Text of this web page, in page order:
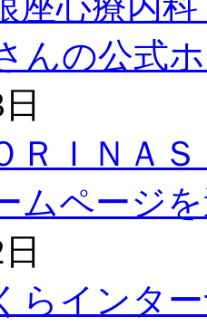
んの公式
ＲＩＮＡ
ムページ
インター